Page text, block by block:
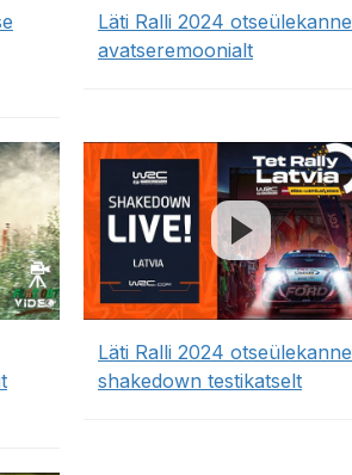
Läti Ralli 2024 otseülekanne
avatseremoonialt
Läti Ralli 2024 otseülekanne
shakedown testikatselt